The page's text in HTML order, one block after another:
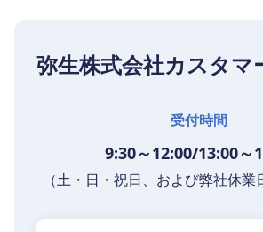
弥生株式会社カスタマ
受付時間
9:30～12:00/13:00～
（土・日・祝日、および弊社休業